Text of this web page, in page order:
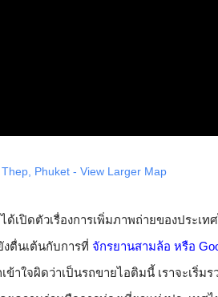
Phuket - View Larger Map
ด้เปิดตัวเรื่องการเพิ่มภาพถ่ายของประเ
งตื่นเต้นกับการที่ จักรยานสามล้อ หรือ
ข้าใจผิดว่าเป็นรถขายไอติมนี้ เราจะเริ่